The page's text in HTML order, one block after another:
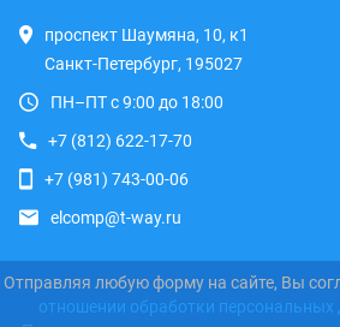
проспект Шаумяна, 10, к1
Санкт-Петербург, 195027
ПН–ПТ с 9:00 до 18:00
+7 (812) 622-17-70
+7 (981) 743-00-06
elcomp@t-way.ru
Отправляя любую форму на сайте, Вы
отношении обработки персональных